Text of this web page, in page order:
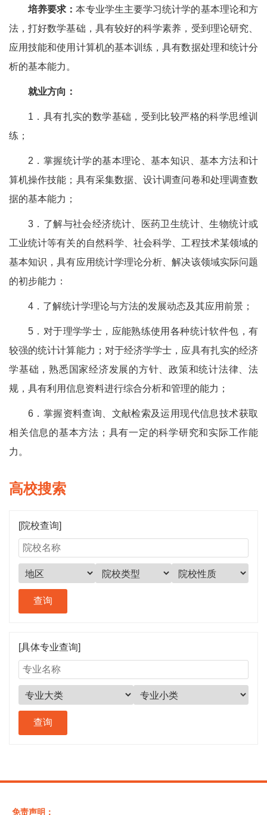
培养要求：本专业学生主要学习统计学的基本理论和方
法，打好数学基础，具有较好的科学素养，受到理论研究、
应用技能和使用计算机的基本训练，具有数据处理和统计分
析的基本能力。
就业方向：
1．具有扎实的数学基础，受到比较严格的科学思维训
练；
2．掌握统计学的基本理论、基本知识、基本方法和计
算机操作技能；具有采集数据、设计调查问卷和处理调查数
据的基本能力；
3．了解与社会经济统计、医药卫生统计、生物统计或
工业统计等有关的自然科学、社会科学、工程技术某领域的
基本知识，具有应用统计学理论分析、解决该领域实际问题
的初步能力：
4．了解统计学理论与方法的发展动态及其应用前景；
5．对于理学学士，应能熟练使用各种统计软件包，有
较强的统计计算能力；对于经济学学士，应具有扎实的经济
学基础，熟悉国家经济发展的方针、政策和统计法律、法
规，具有利用信息资料进行综合分析和管理的能力；
6．掌握资料查询、文献检索及运用现代信息技术获取
相关信息的基本方法；具有一定的科学研究和实际工作能
力。
高校搜索
[院校查询]
[具体专业查询]
免责声明：